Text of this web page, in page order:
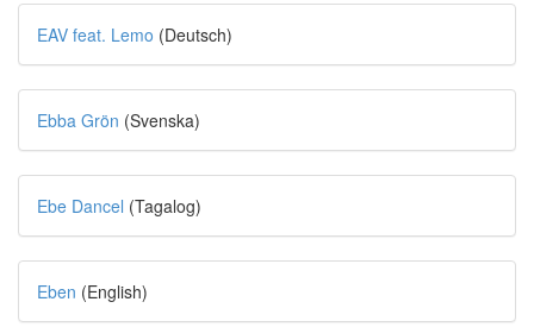
EAV feat. Lemo (Deutsch)
Ebba Grön (Svenska)
Ebe Dancel (Tagalog)
Eben (English)